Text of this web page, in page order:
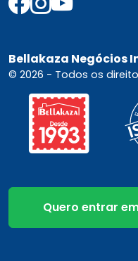
Bellakaza Negócios
© 2026 - Todos os
Quero entrar